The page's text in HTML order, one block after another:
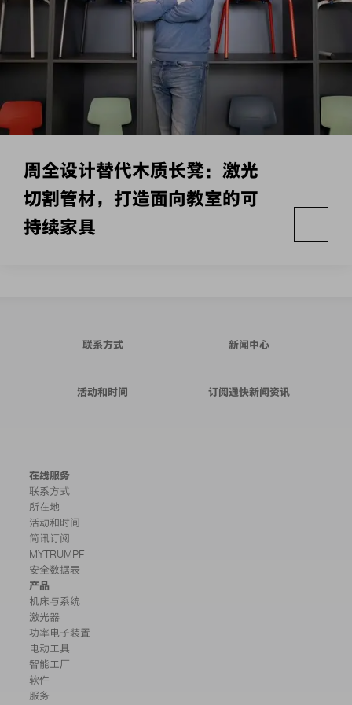
周全设计替代木质长凳：激光
切割管材，打造面向教室的可
持续家具
联系方式 新闻中心
活动和时间 订阅通快新闻资讯
在线服务
联系方式
所在地
活动和时间
简讯订阅
MYTRUMPF
安全数据表
产品
机床与系统
激光器
功率电子装置
电动工具
智能工厂
软件
服务